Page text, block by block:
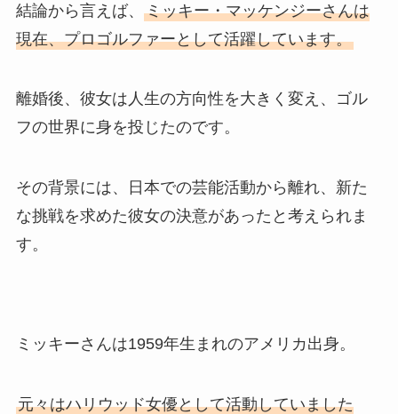
結論から言えば、 ミッキー・マッケンジーさんは
現在、プロゴルファーとして活躍しています。
離婚後、彼女は人生の方向性を大きく変え、ゴル
フの世界に身を投じたのです。
その背景には、日本での芸能活動から離れ、新た
な挑戦を求めた彼女の決意があったと考えられま
す。
ミッキーさんは1959年生まれのアメリカ出身。
元々はハリウッド女優として活動していました